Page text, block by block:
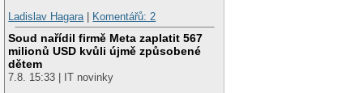
Ladislav Hagara| Komentářů: 2
Soud nařídil firmě Meta zaplatit 567
milionů USD kvůli újmě způsobené
dětem
7.8. 15:33 | IT novinky